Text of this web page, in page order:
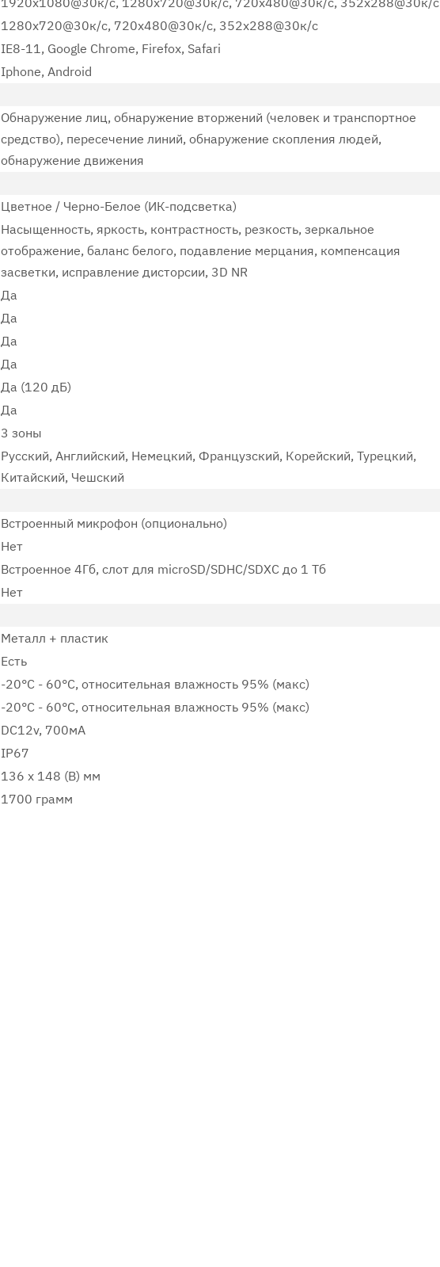
1280x720@30к/с, 720x480@30к/с, 352x288@30к/с
IE8-11, Google Chrome, Firefox, Safari
Iphone, Android
Обнаружение лиц, обнаружение вторжений (человек и транспортное
средство), пересечение линий, обнаружение скопления людей,
обнаружение движения
Цветное / Черно-Белое (ИК-подсветка)
Насыщенность, яркость, контрастность, резкость, зеркальное
отображение, баланс белого, подавление мерцания, компенсация
засветки, исправление дисторсии, 3D NR
Да
Да
Да
Да
Да (120 дБ)
Да
3 зоны
Русский, Английский, Немецкий, Французский, Корейский, Турецкий,
Китайский, Чешский
Встроенный микрофон (опционально)
Нет
Встроенное 4Гб, слот для microSD/SDHC/SDXC до 1 Тб
Нет
Металл + пластик
Есть
-20°С - 60°С, относительная влажность 95% (макс)
-20°С - 60°С, относительная влажность 95% (макс)
DC12v, 700мА
IP67
136 x 148 (В) мм
1700 грамм